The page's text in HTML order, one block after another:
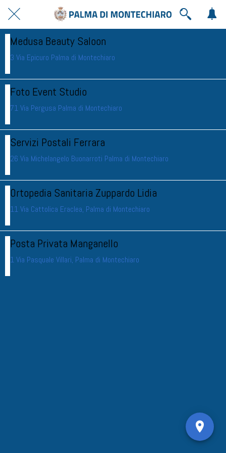
Medusa Beauty Saloon
3 Via Epicuro Palma di Montechiaro
Foto Event Studio
71 Via Pergusa Palma di Montechiaro
Servizi Postali Ferrara
26 Via Michelangelo Buonarroti Palma di Montechiaro
Ortopedia Sanitaria Zuppardo Lidia
11 Via Cattolica Eraclea, Palma di Montechiaro
Posta Privata Manganello
1 Via Pasquale Villari, Palma di Montechiaro